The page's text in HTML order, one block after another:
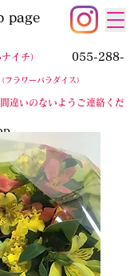
page
ナイチ）
055-288-
（フラワーパラダイス）
違いのないようご連絡くだ